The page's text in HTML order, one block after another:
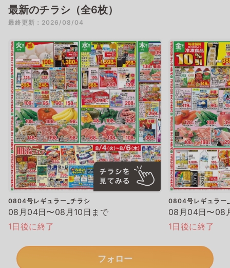
最新のチラシ（全6枚）
最終更新：2026/08/04
0804号レギュラー_チラシ
08月04日〜08月10日まで
1日後に終了
0804号レギュラー
08月04日〜08
1日後に終了
フォロー